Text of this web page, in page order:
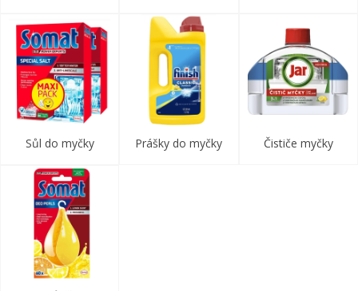
Sůl do myčky Prášky do myčky Čističe myčky